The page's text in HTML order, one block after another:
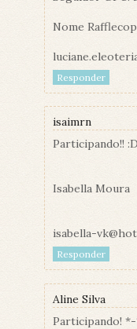
Nome
Responder
isaimrn
Participando!! :D
Isabella Moura
isabella-
Responder
Aline Silva
Participando!